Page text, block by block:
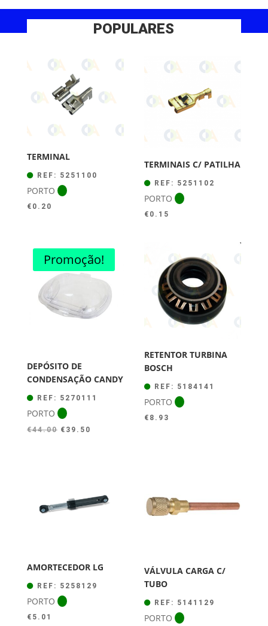
POPULARES
TERMINAL
REF: 5251100
PORTO
€ 0.20
TERMINAIS C/ PATILHA
REF: 5251102
PORTO
€ 0.15
Promoção!
DEPÓSITO DE
CONDENSAÇÃO CANDY
REF: 5270111
PORTO
€44.00 O
€ 39.50
RETENTOR TURBINA
BOSCH
REF: 5184141
PORTO
€ 8.93
AMORTECEDOR LG
REF: 5258129
PORTO
€ 5.01
VÁLVULA CARGA C/
TUBO
REF: 5141129
PORTO